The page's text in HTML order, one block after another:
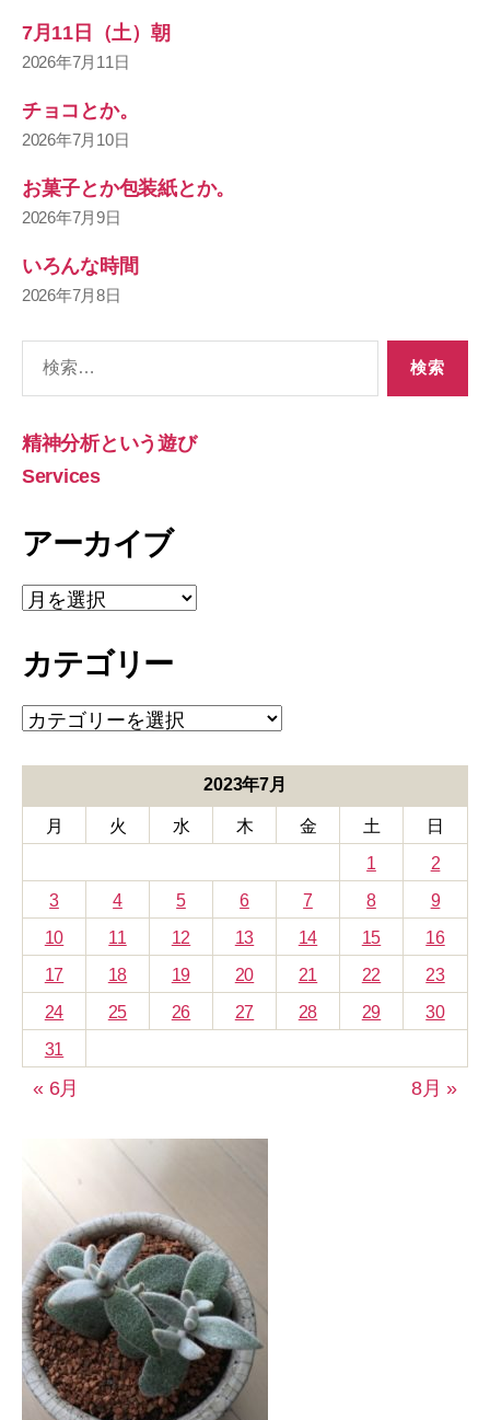
7月11日（土）朝
2026年7月11日
チョコとか。
2026年7月10日
お菓子とか包装紙とか。
2026年7月9日
いろんな時間
2026年7月8日
象:
精神分析という遊び
Services
アーカイブ
ア
ー
イ
カテゴリー
カ
テ
ー
2023年7月
月 火 水 木 金 土
日
1
2
3
4 5 6 7 8
9
10
11 12 13 14 15
16
17
18 19 20 21 22
23
24
25 26 27 28 29
30
31
« 6月 8月 »